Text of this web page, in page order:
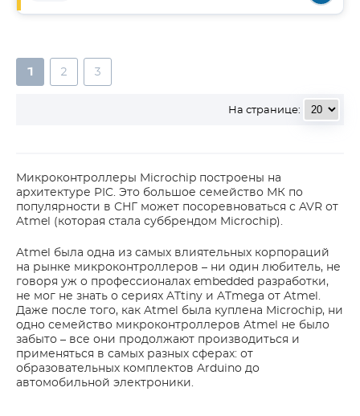
1 2 3
На странице:
Микроконтроллеры Microchip построены на
архитектуре PIC. Это большое семейство МК по
популярности в СНГ может посоревноваться с AVR от
Atmel (которая стала суббрендом Microchip).
Atmel была одна из самых влиятельных корпораций
на рынке микроконтроллеров – ни один любитель, не
говоря уж о профессионалах embedded разработки,
не мог не знать о сериях ATtiny и ATmega от Atmel.
Даже после того, как Atmel была куплена Microchip, ни
одно семейство микроконтроллеров Atmel не было
забыто – все они продолжают производиться и
применяться в самых разных сферах: от
образовательных комплектов Arduino до
автомобильной электроники.